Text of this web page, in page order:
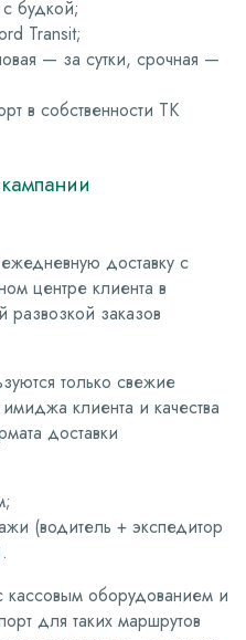
будкой;
Transit;
— за сутки, срочная —
в собственности ТК
доставку с
центре клиента в
заказов
только свежие
клиента и качества
доставки
(водитель + экспедитор
оборудованием и
для таких маршрутов